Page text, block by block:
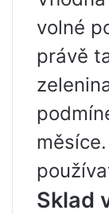
volné
právě
Sklad